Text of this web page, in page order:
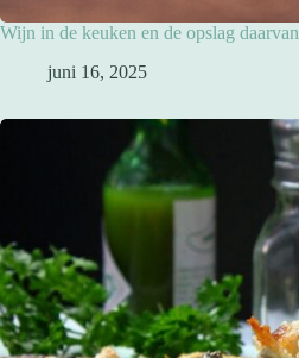
Wijn in de keuken en de opslag daarvan
juni 16, 2025